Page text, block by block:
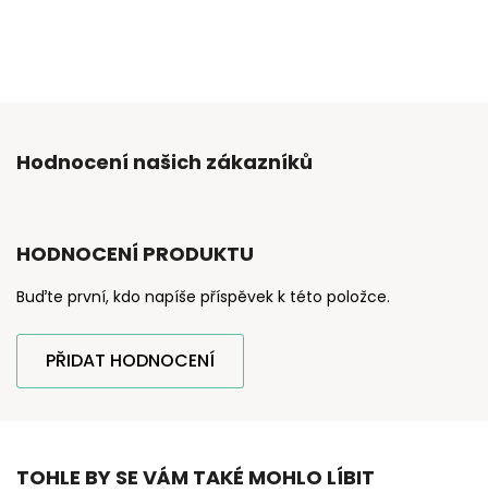
Hodnocení našich zákazníků
HODNOCENÍ PRODUKTU
Buďte první, kdo napíše příspěvek k této položce.
PŘIDAT HODNOCENÍ
TOHLE BY SE VÁM TAKÉ MOHLO LÍBIT